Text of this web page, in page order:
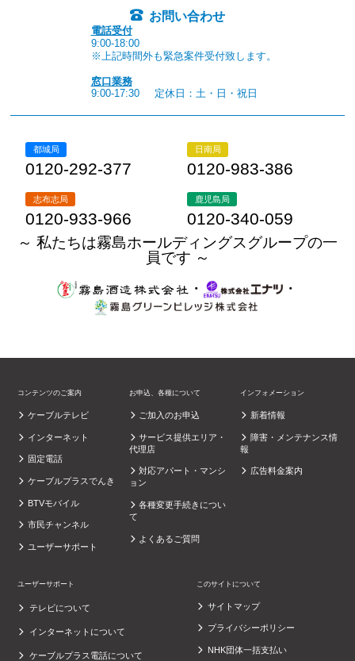
お問い合わせ
電話受付
9:00-18:00
※上記時間外も緊急案件受付致します。
窓口業務
9:00-17:30
定休日：土・日・祝日
都城局
0120-292-377
日南局
0120-983-386
志布志局
0120-933-966
鹿児島局
0120-340-059
～ 私たちは霧島ホールディングスグループの一
員です ～
・
・
コンテンツのご案内
ケーブルテレビ
インターネット
固定電話
ケーブルプラスでんき
BTVモバイル
市民チャンネル
ユーザーサポート
お申込、各種について
ご加入のお申込
サービス提供エリア・
代理店
対応アパート・マンシ
ョン
各種変更手続きについ
て
よくあるご質問
インフォメーション
新着情報
障害・メンテナンス情
報
広告料金案内
ユーザーサポート
テレビについて
インターネットについて
ケーブルプラス電話について
このサイトについて
サイトマップ
プライバシーポリシー
NHK団体一括支払い